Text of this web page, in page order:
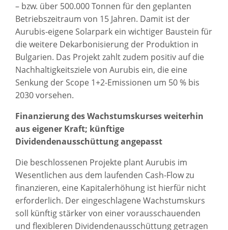
– bzw. über 500.000 Tonnen für den geplanten
Betriebszeitraum von 15 Jahren. Damit ist der
Aurubis-eigene Solarpark ein wichtiger Baustein für
die weitere Dekarbonisierung der Produktion in
Bulgarien. Das Projekt zahlt zudem positiv auf die
Nachhaltigkeitsziele von Aurubis ein, die eine
Senkung der Scope 1+2-Emissionen um 50 % bis
2030 vorsehen.
Finanzierung des Wachstumskurses weiterhin
aus eigener Kraft; künftige
Dividendenausschüttung angepasst
Die beschlossenen Projekte plant Aurubis im
Wesentlichen aus dem laufenden Cash-Flow zu
finanzieren, eine Kapitalerhöhung ist hierfür nicht
erforderlich. Der eingeschlagene Wachstumskurs
soll künftig stärker von einer vorausschauenden
und flexibleren Dividendenausschüttung getragen